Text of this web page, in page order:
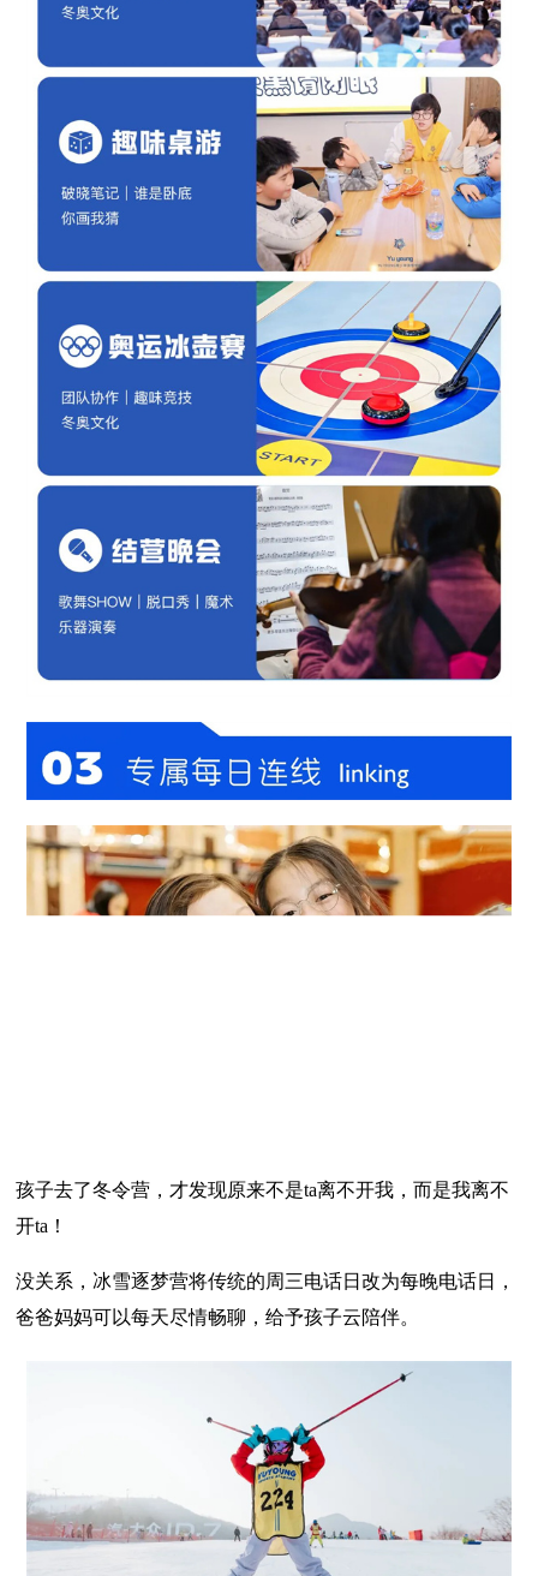
孩子去了冬令营，才发现原来不是ta离不开我，而是我离不
开ta！
没关系，冰雪逐梦营将传统的周三电话日改为每晚电话日，
爸爸妈妈可以每天尽情畅聊，给予孩子云陪伴。